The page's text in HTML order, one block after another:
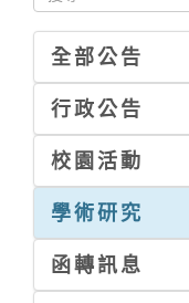
全部公告
行政公告
校園活動
學術研究
函轉訊息